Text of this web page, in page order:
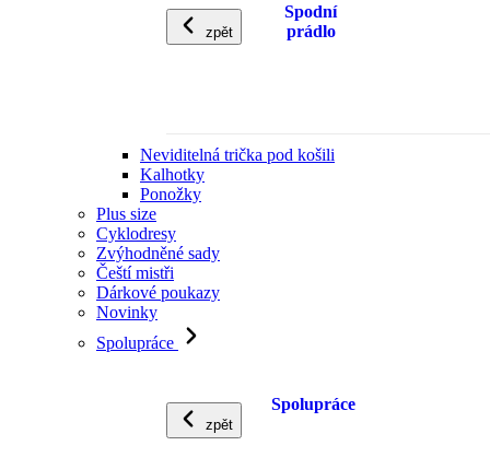
zpět
Spodní
prádlo
Neviditelná trička pod košili
Kalhotky
Ponožky
Plus size
Cyklodresy
Zvýhodněné sady
Čeští mistři
Dárkové poukazy
Novinky
Spolupráce
zpět
Spolupráce